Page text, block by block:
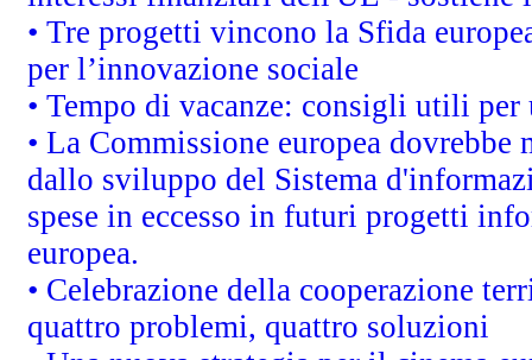
• Tre progetti vincono la Sfida
per l’innovazione sociale
• Tempo di vacanze: consigli utili per
• La Commissione europea
dallo sviluppo del Sistema
spese in eccesso in futuri progetti
europea.
• Celebrazione della cooperazione
quattro problemi, quattro soluzioni